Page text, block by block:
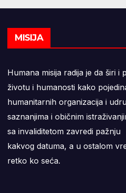
MISIJA
Humana misija radija je da širi i
životu i humanosti kako
humanitarnih organizacija i
saznanjima i običnim
sa invaliditetom zavredi
kakvog datuma, a u ostalom
retko ko seća.